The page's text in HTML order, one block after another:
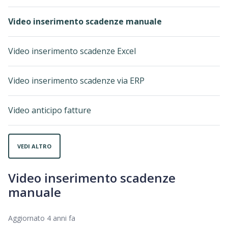
Video inserimento scadenze manuale
Video inserimento scadenze Excel
Video inserimento scadenze via ERP
Video anticipo fatture
VEDI ALTRO
Video inserimento scadenze
manuale
Aggiornato 4 anni fa